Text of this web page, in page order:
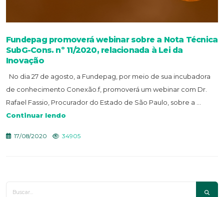
Fundepag promoverá webinar sobre a Nota Técnica
SubG-Cons. nº 11/2020, relacionada à Lei da
Inovação
No dia 27 de agosto, a Fundepag, por meio de sua incubadora
de conhecimento Conexão.f, promoverá um webinar com Dr.
Rafael Fassio, Procurador do Estado de São Paulo, sobre a ...
Continuar lendo
17/08/2020 34905